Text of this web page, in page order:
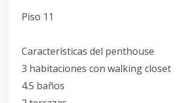
Piso 11
Características del penthouse
3 habitaciones con walking closet
4.5 baños